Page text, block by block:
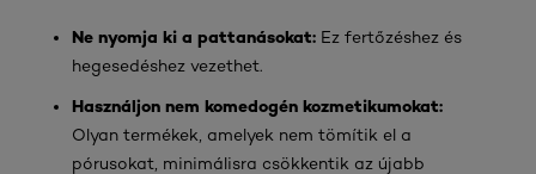
Ne nyomja ki a pattanásokat: Ez fertőzéshez és
hegesedéshez vezethet.
Használjon nem komedogén kozmetikumokat:
Olyan termékek, amelyek nem tömítik el a
pórusokat, minimálisra csökkentik az újabb